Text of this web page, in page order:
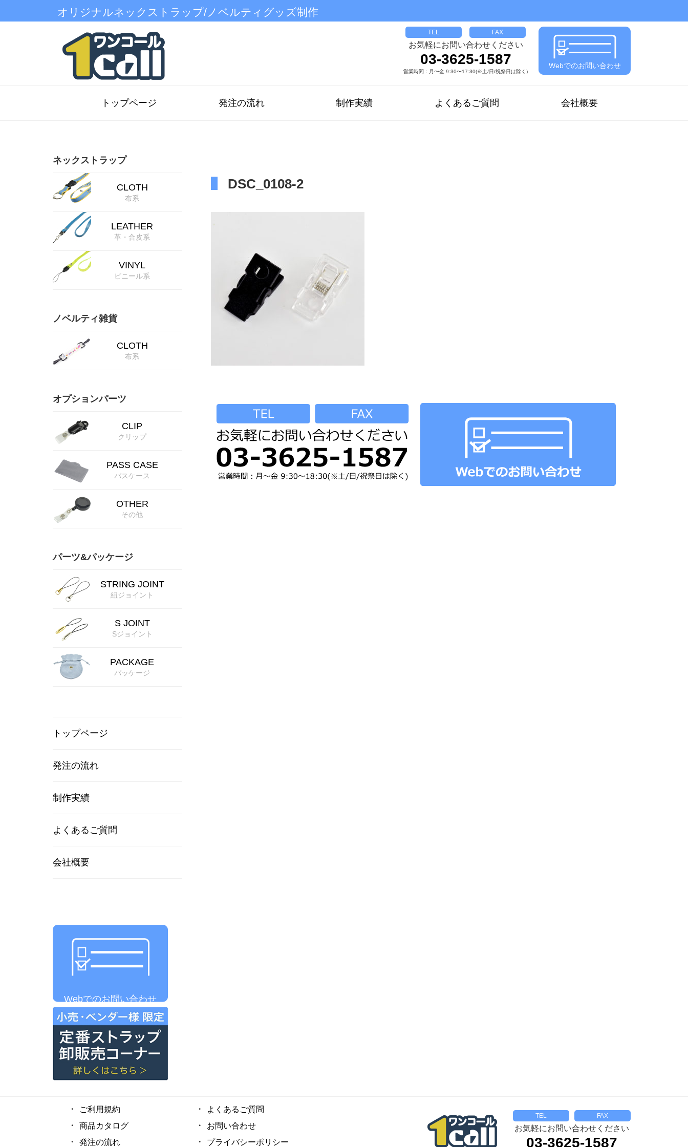
オリジナルネックストラップ/ノベルティグッズ制作
TEL FAX
お気軽にお問い合わせください
03-3625-1587
営業時間：月〜金 9:30〜17:30(※土/日/祝祭日は除く)
Webでのお問い合わせ
トップページ 発注の流れ 制作実績 よくあるご質問 会社概要
DSC_0108-2
ネックストラップ
CLOTH
布系
LEATHER
革・合皮系
VINYL
ビニール系
ノベルティ雑貨
CLOTH
布系
オプションパーツ
CLIP
クリップ
PASS CASE
パスケース
OTHER
その他
パーツ&パッケージ
STRING JOINT
紐ジョイント
S JOINT
Sジョイント
PACKAGE
パッケージ
トップページ
発注の流れ
制作実績
よくあるご質問
会社概要
Webでのお問い合わせ
ご利用規約
商品カタログ
発注の流れ
よくあるご質問
お問い合わせ
プライバシーポリシー
TEL FAX
お気軽にお問い合わせください
03-3625-1587